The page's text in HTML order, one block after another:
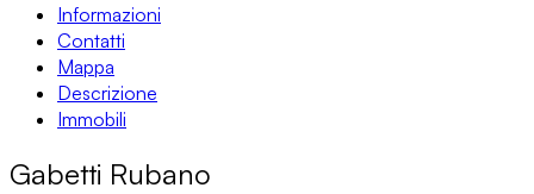
Informazioni
Contatti
Mappa
Descrizione
Immobili
Gabetti Rubano